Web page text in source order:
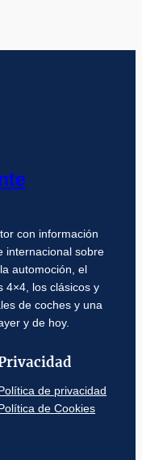
con información
internacional sobre
automoción, el
4×4, los clásicos y
de coches y una
y de hoy.
de privacidad
de Cookies